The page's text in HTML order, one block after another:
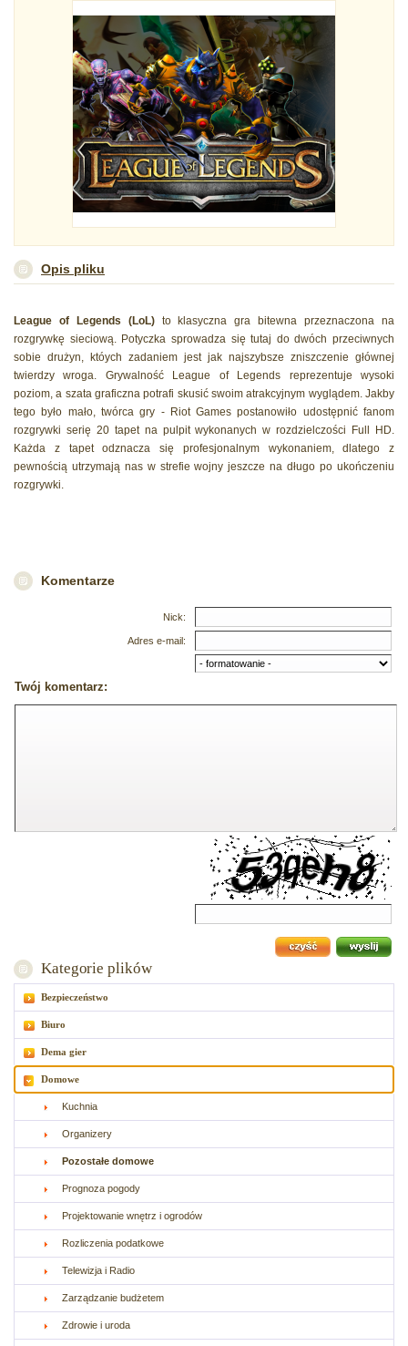
Opis pliku
League of Legends (LoL)to klasyczna gra bitewna przeznaczona na
rozgrywkę sieciową. Potyczka sprowadza się tutaj do dwóch przeciwnych
sobie drużyn, któych zadaniem jest jak najszybsze zniszczenie głównej
twierdzy wroga. Grywalność League of Legends reprezentuje wysoki
poziom, a szata graficzna potrafi skusić swoim atrakcyjnym wyglądem. Jakby
tego było mało, twórca gry - Riot Games postanowiło udostępnić fanom
rozgrywki serię 20 tapet na pulpit wykonanych w rozdzielczości Full HD.
Każda z tapet odznacza się profesjonalnym wykonaniem, dlatego z
pewnością utrzymają nas w strefie wojny jeszcze na długo po ukończeniu
rozgrywki.
Komentarze
Nick:
Adres e-mail:
Twój komentarz:
Kategorie plików
Bezpieczeństwo
Biuro
Dema gier
Domowe
Kuchnia
Organizery
Pozostałe domowe
Prognoza pogody
Projektowanie wnętrz i ogrodów
Rozliczenia podatkowe
Telewizja i Radio
Zarządzanie budżetem
Zdrowie i uroda